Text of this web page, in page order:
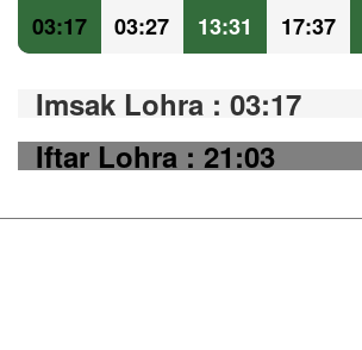
03:17 03:27 13:31 17:37
Imsak Lohra : 03:17
Iftar Lohra : 21:03